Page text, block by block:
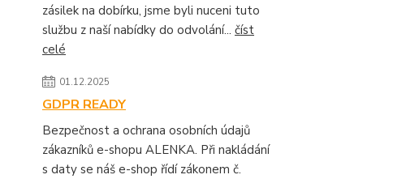
zásilek na dobírku, jsme byli nuceni tuto
službu z naší nabídky do odvolání... číst
celé
01.12.2025
GDPR READY
Bezpečnost a ochrana osobních údajů
zákazníků e-shopu ALENKA. Při nakládání
s daty se náš e-shop řídí zákonem č.